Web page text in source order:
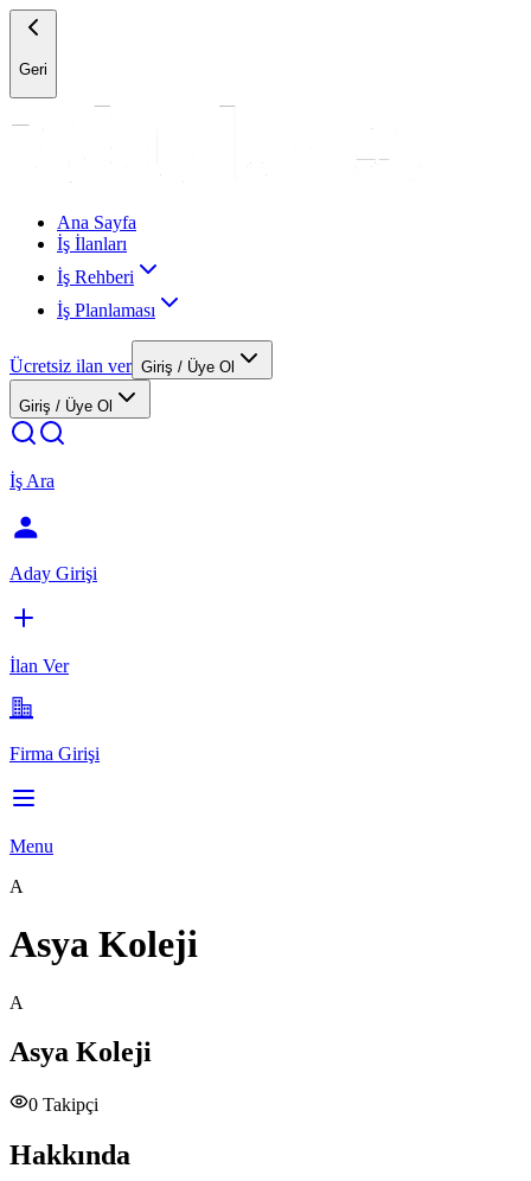
Geri
Ana Sayfa
İş İlanları
İş Rehberi
İş Planlaması
Ücretsiz ilan ver Giriş / Üye Ol
Giriş / Üye Ol
İş Ara
Aday Girişi
İlan Ver
Firma Girişi
Menu
A
Asya Koleji
A
Asya Koleji
0 Takipçi
Hakkında